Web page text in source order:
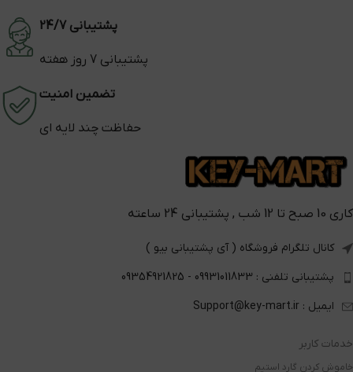
پشتیبانی 24/7
پشتیبانی 7 روز هفته
تضمین امنیت
حفاظت چند لایه ای
کاری 10 صبح تا 12 شب , پشتیبانی 24 ساعته
کانال تلگرام فروشگاه ( آی پشتیبانی بیو )
پشتیبانی تلفنی : 09931011833 - 09354921825
ایمیل : Support@key-mart.ir
خدمات کاربر
خاموش کردن گارد استیم